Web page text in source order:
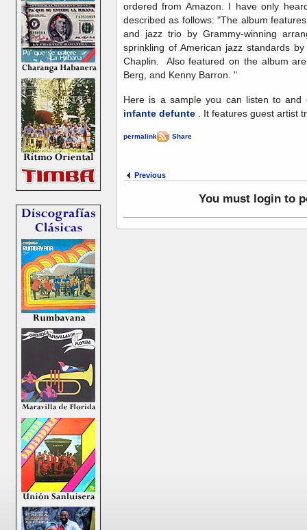
ordered from Amazon. I have only
described as follows: "The album
and jazz trio by Grammy-winning
sprinkling of American jazz standards
Chaplin. Also featured on the album
Berg, and Kenny Barron. "
Here is a sample you can listen to and
infante defunte . It features guest artist
permalink | Share
Previous
You must login to